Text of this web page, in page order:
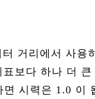
거리에서 사용
다 하나 더 큰
시력은 1.0 이